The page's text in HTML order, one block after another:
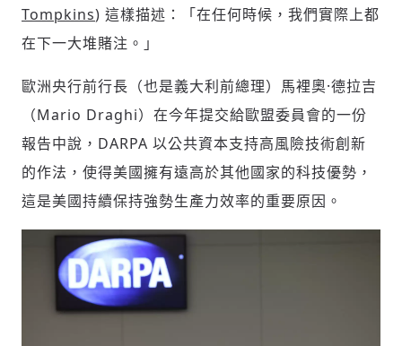
Tompkins) 這樣描述：「在任何時候，我們實際上都
在下一大堆賭注。」
歐洲央行前行長（也是義大利前總理）馬裡奧·德拉吉
（Mario Draghi）在今年提交給歐盟委員會的一份
報告中說，DARPA 以公共資本支持高風險技術創新
的作法，使得美國擁有遠高於其他國家的科技優勢，
這是美國持續保持強勢生產力效率的重要原因。
新增回應
參與深度對談的交流原則：